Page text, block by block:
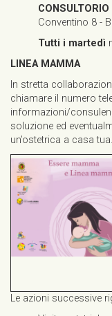
Conventino 8 -
Tutti i martedì
LINEA MAMMA
In stretta
chiamare il numero
informazioni/
soluzione ed
un’ostetrica a casa tua.
Le azioni successive